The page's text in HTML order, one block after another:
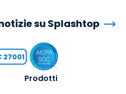
Prodotti
su Splashtop
27001